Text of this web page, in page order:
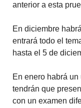
anterior a esta
En diciembre
entrará todo el
hasta el 5 de
En enero habrá
tendrán que
con un examen